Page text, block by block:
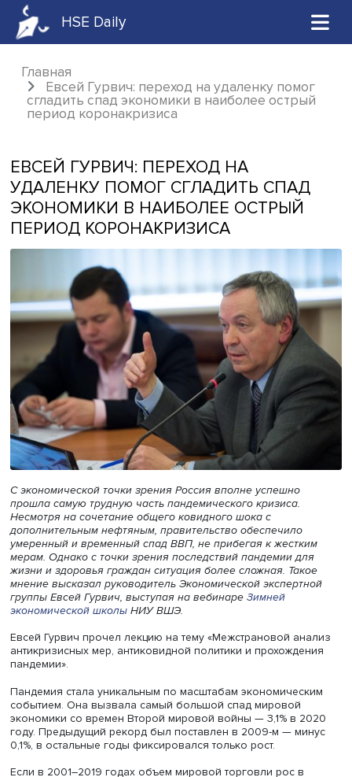
HSE Daily
Главная
Евсей Гурвич: переход на удаленку
сгладить спад экономики в наиболее
ЕВСЕЙ ГУРВИЧ: ПЕРЕХОД НА
УДАЛЕНКУ ПОМОГ СГЛАДИТЬ
ЭКОНОМИКИ В НАИБОЛЕЕ ОСТРЫЙ
ПЕРИОД КОРОНАКРИЗИСА
С экономической точки зрения Россия вполне успешно
прошла самую трудную часть пандемического кризиса.
Несмотря на сочетание общего ковидного шока с
дополнительным нефтяным, правительство обеспечило
мерам. Однако с точки зрения последствий пандемии
жизни и здоровья гражданситуация более сложная.
мнение высказал руководитель Экономической
группы Евсей Гурвич, выступая на вебинареЗимней
экономической школыНИУ ВШЭ.
Евсей Гурвич прочел лекцию на тему «Межстрановой
антикризисных мер, антиковидной политики и